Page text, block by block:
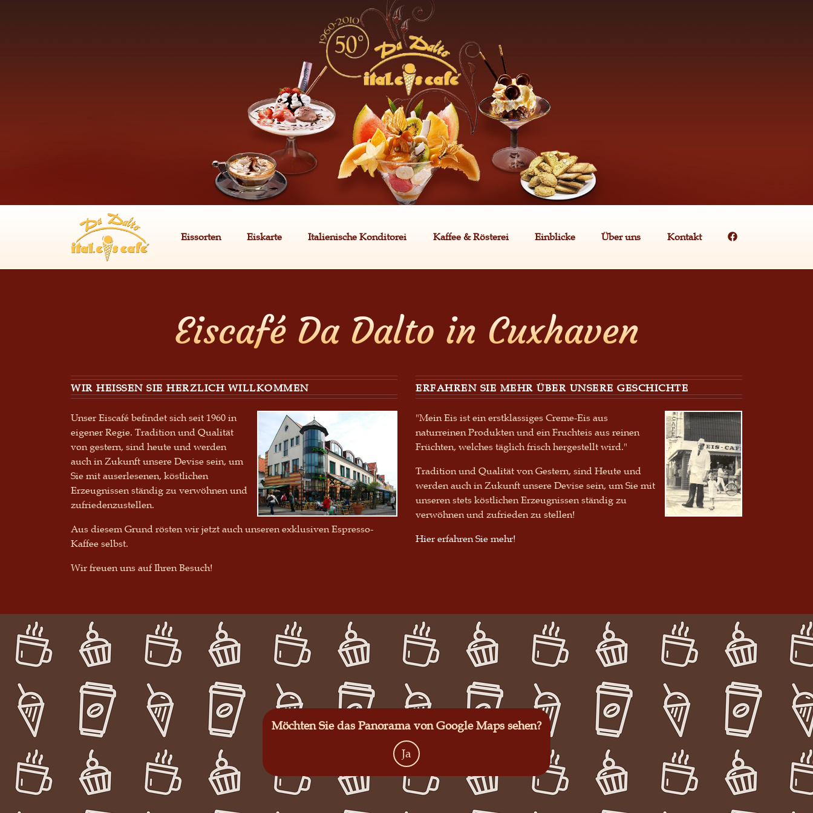
Eissorten Eiskarte Italienische Konditorei Kaffee & Rösterei Einblicke Über uns Kontakt
Eiscafé Da Dalto in Cuxhaven
WIR HEISSEN SIE HERZLICH WILLKOMMEN
Unser Eiscafé befindet sich seit 1960 in
eigener Regie. Tradition und Qualität
von gestern, sind heute und werden
auch in Zukunft unsere Devise sein, um
Sie mit auserlesenen, köstlichen
Erzeugnissen ständig zu verwöhnen und
zufriedenzustellen.
Aus diesem Grund rösten wir jetzt auch unseren exklusiven Espresso-
Kaffee selbst.
Wir freuen uns auf Ihren Besuch!
ERFAHREN SIE MEHR ÜBER UNSERE GESCHICHTE
"Mein Eis ist ein erstklassiges Creme-Eis aus
naturreinen Produkten und ein Fruchteis aus reinen
Früchten, welches täglich frisch hergestellt wird."
Tradition und Qualität von Gestern, sind Heute und
werden auch in Zukunft unsere Devise sein, um Sie mit
unseren stets köstlichen Erzeugnissen ständig zu
verwöhnen und zufrieden zu stellen!
Hier erfahren Sie mehr!
Möchten Sie das Panorama von Google Maps sehen?
Ja